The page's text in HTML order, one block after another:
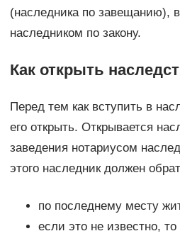
(наследника по завещанию),
наследником по закону.
Как открыть
Перед тем как вступить в
его открыть. Открывается
заведения нотариусом
этого наследник должен
по последнему месту
если это не известно,